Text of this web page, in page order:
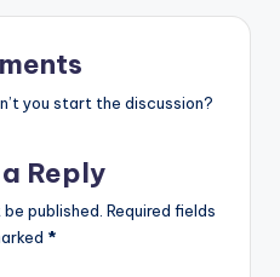
you start the discussion?
Reply
published. Required fields
*